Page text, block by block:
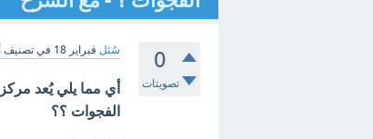
0
تصويتات
سُئل فبراير 18 في تصنيف
أي مما يلي يُعد
الفجوات ؟؟